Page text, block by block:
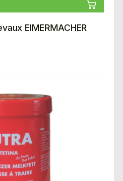
EIMERMACHER